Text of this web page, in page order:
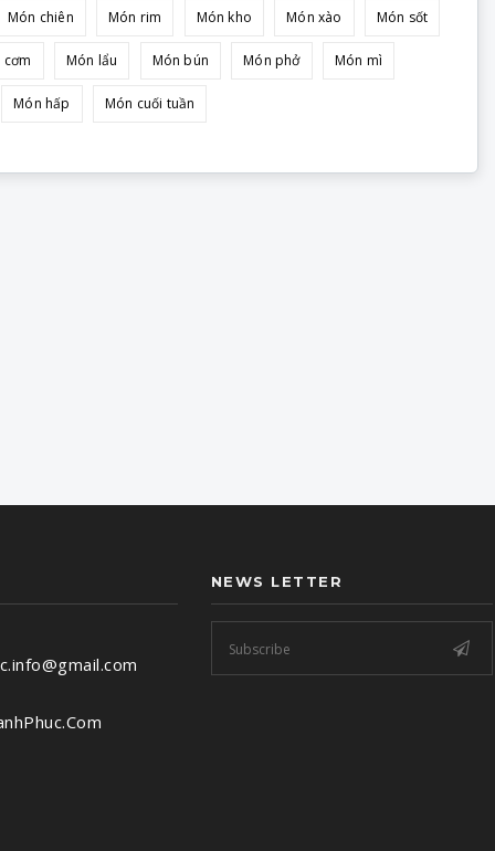
Món chiên Món rim Món kho Món xào Món sốt
cơm Món lẩu Món bún Món phở Món mì
Món hấp Món cuối tuần
NEWS LETTER